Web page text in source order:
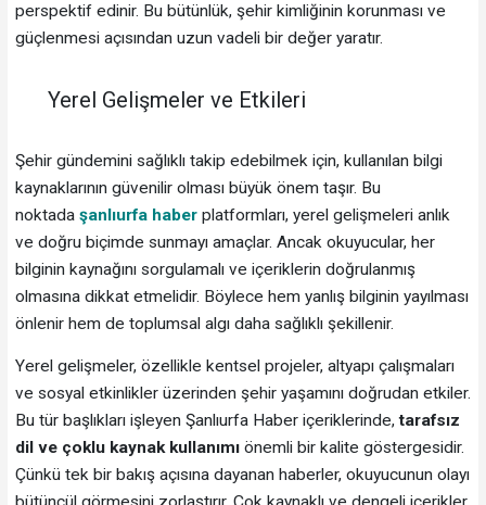
perspektif edinir. Bu bütünlük, şehir kimliğinin korunması ve
güçlenmesi açısından uzun vadeli bir değer yaratır.
Yerel Gelişmeler ve Etkileri
Şehir gündemini sağlıklı takip edebilmek için, kullanılan bilgi
kaynaklarının güvenilir olması büyük önem taşır. Bu
noktada şanlıurfa haberplatformları, yerel gelişmeleri anlık
ve doğru biçimde sunmayı amaçlar. Ancak okuyucular, her
bilginin kaynağını sorgulamalı ve içeriklerin doğrulanmış
olmasına dikkat etmelidir. Böylece hem yanlış bilginin yayılması
önlenir hem de toplumsal algı daha sağlıklı şekillenir.
Yerel gelişmeler, özellikle kentsel projeler, altyapı çalışmaları
ve sosyal etkinlikler üzerinden şehir yaşamını doğrudan etkiler.
Bu tür başlıkları işleyen Şanlıurfa Haber içeriklerinde,tarafsız
dil ve çoklu kaynak kullanımıönemli bir kalite göstergesidir.
Çünkü tek bir bakış açısına dayanan haberler, okuyucunun olayı